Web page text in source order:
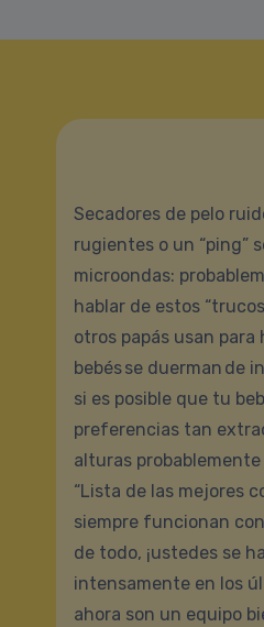
Secadores de pelo
rugientes o un “ping”
microondas:
hablar de estos
otros papás usan para
bebés se duerman de
si es posible que tu
preferencias tan
alturas
“Lista de las mejores
siempre funcionan
de todo, ¡ustedes se
intensamente en los
ahora son un equipo